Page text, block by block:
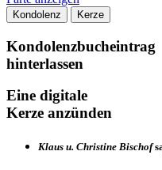
Kondolenz Kerze
Kondolenzbucheintrag
hinterlassen
Eine digitale
Kerze anzünden
Klaus u. Christine Bischof